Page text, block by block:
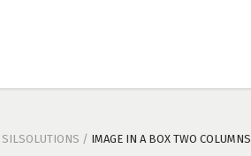
SILSOLUTIONS / IMAGE IN A BOX TWO COLUMNS